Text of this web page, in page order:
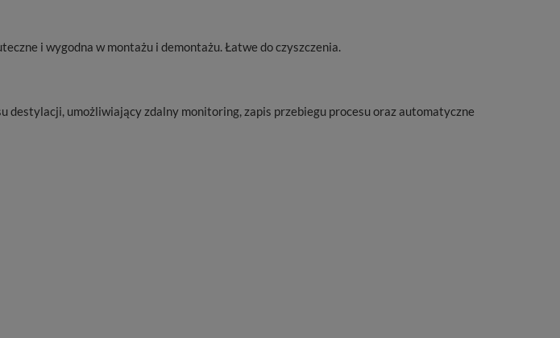
i wygodna w montażu i demontażu. Łatwe do czyszczenia.
umożliwiający zdalny monitoring, zapis przebiegu procesu oraz automatyczne